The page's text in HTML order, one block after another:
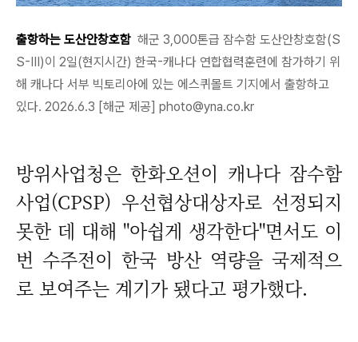
출항하는 도산안창호함 해군 3,000톤급 잠수함 도산안창호함(S
S-III)이 2일(현지시간) 한국-캐나다 연합협력훈련에 참가하기 위
해 캐나다 서부 빅토리아에 있는 에스퀴몰트 기지에서 출항하고
있다. 2026.6.3 [해군 제공] photo@yna.co.kr
방위사업청은 한화오션이 캐나다 잠수함
사업(CPSP) 우선협상대상자로 선정되지
못한 데 대해 "아쉽게 생각한다"면서도 이
번 수주전이 한국 방산 역량을 국제적으
로 보여주는 계기가 됐다고 평가했다.